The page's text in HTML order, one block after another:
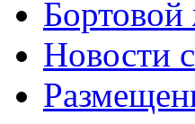
Бортовой
Новости